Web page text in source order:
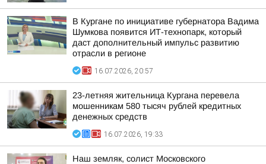
В Кургане по инициативе губернатора Вадима
Шумкова появится ИТ-технопарк, который
даст дополнительный импульс развитию
отрасли в регионе
16.07.2026, 20:57
23-летняя жительница Кургана перевела
мошенникам 580 тысяч рублей кредитных
денежных средств
16.07.2026, 19:33
Наш земляк, солист Московского